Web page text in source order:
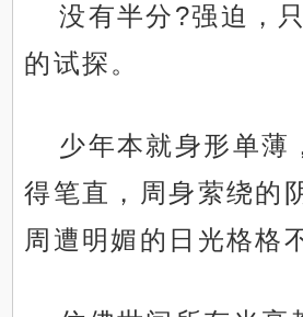
没有半分?强迫，
的试探。
少年本就身形单薄
得笔直，周身萦绕的
周遭明媚的日光格格